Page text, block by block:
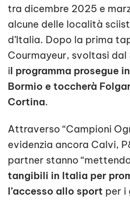
tra dicembre 2025 e
alcune delle località
d’Italia. Dopo la prima
Courmayeur, svoltasi dal
il programma prosegue
Bormio e toccherà
Cortina.
Attraverso “Campioni
evidenzia ancora Calvi,
partner stanno
tangibili in Italia per
l’accesso allo sport per i